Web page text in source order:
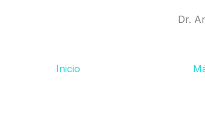
Dr.
Inicio